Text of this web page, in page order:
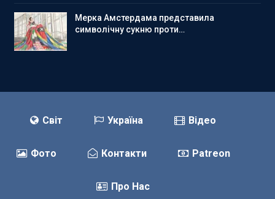
Мерка Амстердама представила
символічну сукню проти…
Світ Україна Відео
Фото Контакти Patreon
Про Нас